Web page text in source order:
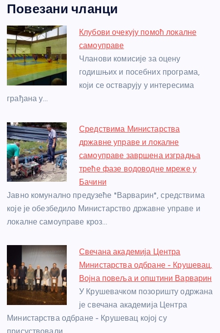
c
e
b
o
o
k
ss
e
n
g
er
itt
er
er at
s
A
p
p
a
g
e
e
e
Повезани чланци
Клубови очекују помоћ локалне
самоуправе
Чланови комисије за оцену
годишњих и посебних програма,
који се остварују у интересима
грађана у…
Средствима Министарства
државне управе и локалне
самоуправе завршена изградња
треће фазе водоводне мреже у
Бачини
Јавно комунално предузеће "Варварин", средствима
које је обезбедило Министарство државне управе и
локалне самоуправе кроз…
Свечана академија Центра
Министарства одбране - Крушевац,
Војна повеља и општини Варварин
У Крушевачком позоришту одржана
је свечана академија Центра
Министарства одбране - Крушевац којој су
присуствовали…